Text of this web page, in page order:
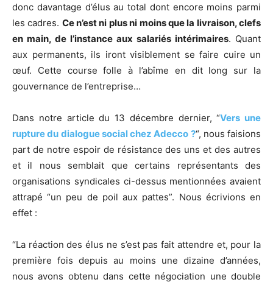
donc davantage d’élus au total dont encore moins parmi
les cadres. Ce n’est ni plus ni moins que la livraison, clefs
en main, de l’instance aux salariés intérimaires. Quant
aux permanents, ils iront visiblement se faire cuire un
œuf. Cette course folle à l’abîme en dit long sur la
gouvernance de l’entreprise…
Dans notre article du 13 décembre dernier, “Vers une
rupture du dialogue social chez Adecco ?“, nous faisions
part de notre espoir de résistance des uns et des autres
et il nous semblait que certains représentants des
organisations syndicales ci-dessus mentionnées avaient
attrapé “un peu de poil aux pattes”. Nous écrivions en
effet :
“La réaction des élus ne s’est pas fait attendre et, pour la
première fois depuis au moins une dizaine d’années,
nous avons obtenu dans cette négociation une double